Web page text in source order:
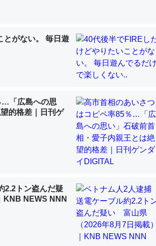
虫はなぜ海にいないのか」に関する新仮説
してて両方に不利だから両方が拮抗してるので
ブトガニ・ウミグモ）はカルシウムを使わずキ
虫はなぜ海にいないのか」に関する新仮説
う脊椎動物と貝類は苦労してるんだな…。腹足
とがない。 毎日遊
…「広島への思
的格差｜日刊ゲ
2.2トン盗んだ疑
NEWS NNN